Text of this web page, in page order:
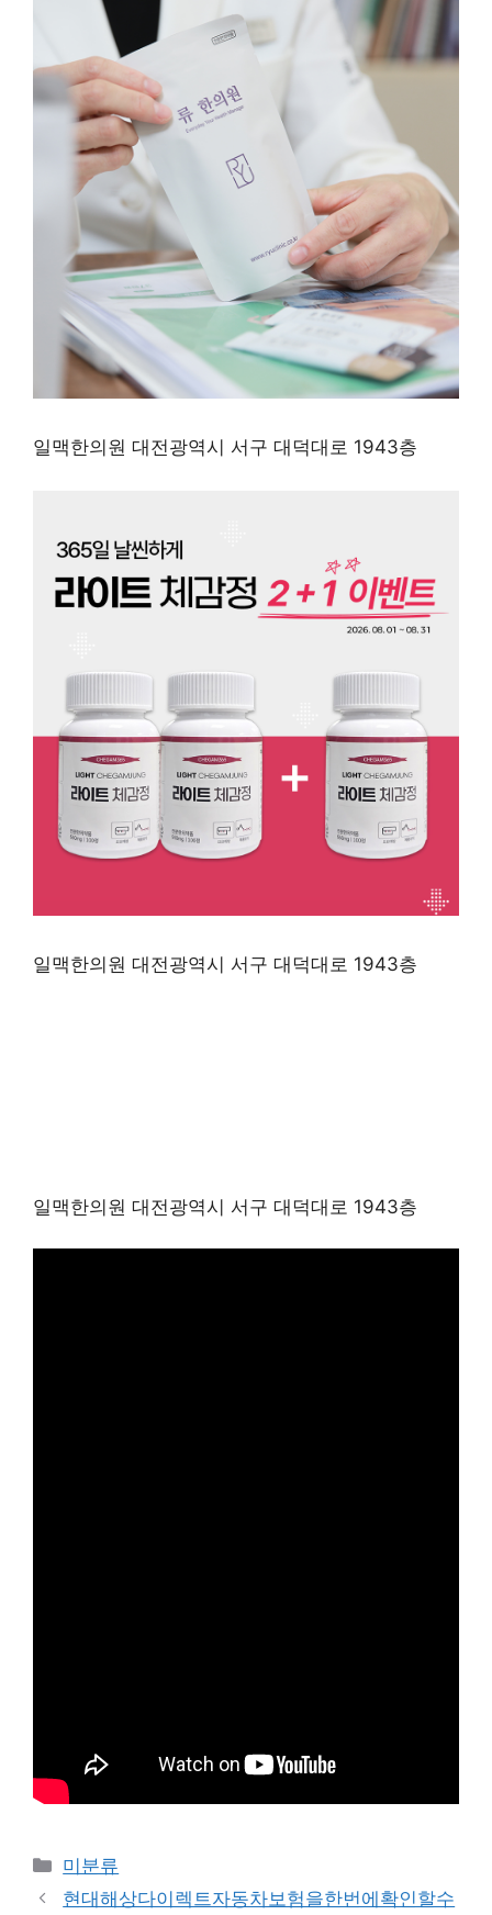
일맥한의원 대전광역시 서구 대덕대로 1943층
일맥한의원 대전광역시 서구 대덕대로 1943층
일맥한의원 대전광역시 서구 대덕대로 1943층
Categories
미분류
현대해상다이렉트자동차보험을한번에확인할수